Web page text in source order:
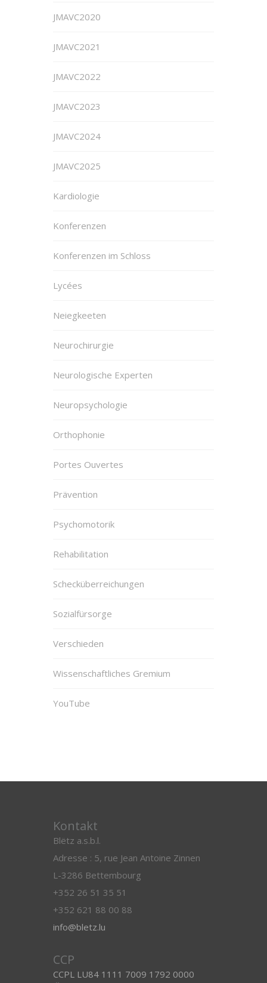
JMAVC2020
JMAVC2021
JMAVC2022
JMAVC2023
JMAVC2024
JMAVC2025
Kardiologie
Konferenzen
Konferenzen im Schloss
Lycées
Neiegkeeten
Neurochirurgie
Neurologische Experten
Neuropsychologie
Orthophonie
Portes Ouvertes
Prävention
Psychomotorik
Rehabilitation
Schecküberreichungen
Sozialfürsorge
Verschieden
Wissenschaftliches Gremium
YouTube
Kontakt
Blëtz a.s.b.l.
Adresse : 5, rue Jean Antoine Zinnen
L-3286 Bettembourg
+352 26 51 35 51
+352 621 88 00 88
info@bletz.lu
CCP
CCPL LU84 1111 7009 1792 0000